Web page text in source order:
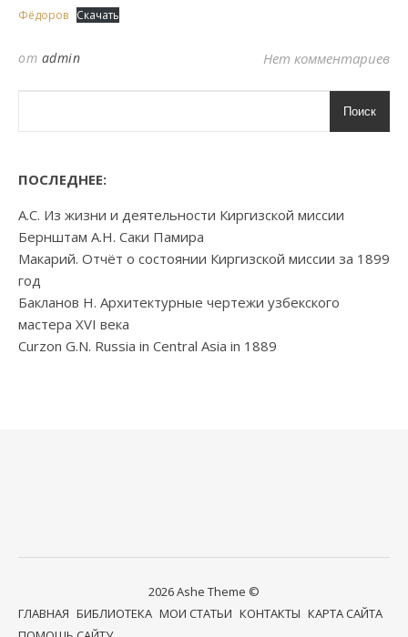
Фёдоров Скачать
от admin Нет комментариев
Поиск
ПОСЛЕДНЕЕ:
А.С. Из жизни и деятельности Киргизской миссии
Бернштам А.Н. Саки Памира
Макарий. Отчёт о состоянии Киргизской миссии за 1899
год
Бакланов Н. Архитектурные чертежи узбекского
мастера XVI века
Curzon G.N. Russia in Central Asia in 1889
2026 Ashe Theme ©
ГЛАВНАЯ БИБЛИОТЕКА МОИ СТАТЬИ КОНТАКТЫ КАРТА САЙТА